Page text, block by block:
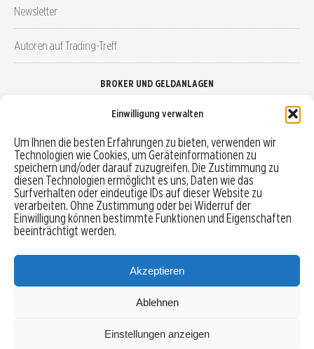
Einwilligung verwalten
Um Ihnen die besten Erfahrungen zu bieten, verwenden wir
Technologien wie Cookies, um Geräteinformationen zu
speichern und/oder darauf zuzugreifen. Die Zustimmung zu
diesen Technologien ermöglicht es uns, Daten wie das
Surfverhalten oder eindeutige IDs auf dieser Website zu
verarbeiten. Ohne Zustimmung oder bei Widerruf der
Einwilligung können bestimmte Funktionen und Eigenschaften
beeinträchtigt werden.
Akzeptieren
Ablehnen
Einstellungen anzeigen
Newsletter
Autoren auf Trading-Treff
BROKER UND GELDANLAGEN
Robo-Advisor vergleichen
Depotvergleich
Festgeld vergleichen
Tagesgeld vergleichen